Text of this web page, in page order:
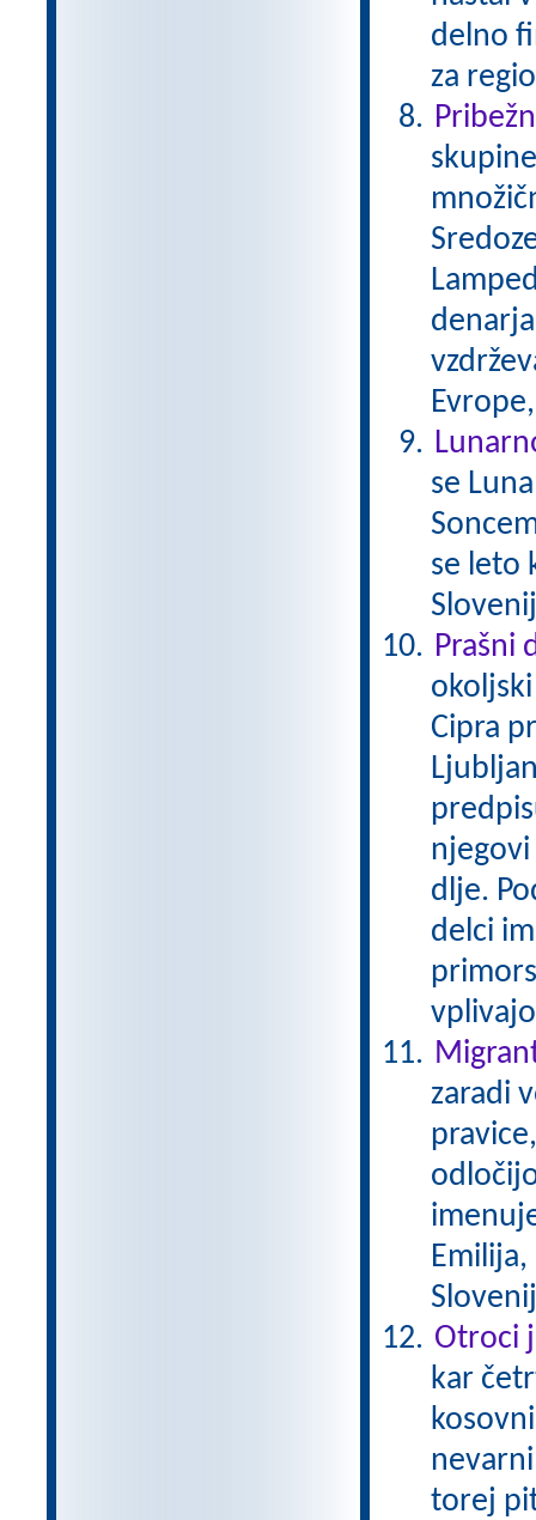
delno
za
se
se leto
Prašni
Cipra
dlje.
delci
zaradi
Otroci
kar
torej